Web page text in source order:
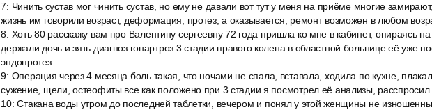
7: Чинить сустав мог чинить сустав, но ему не давали вот тут у меня на приёме многие
жизнь им говорили возраст, деформация, протез, а оказывается, ремонт возможен в любом
8: Хоть 80 расскажу вам про Валентину сергеевну 72 года пришла ко мне в кабинет, опираясь
держали дочь и зять диагноз гонартроз 3 стадии правого колена в областной больнице её уже
эндопротез.
9: Операция через 4 месяца боль такая, что ночами не спала, вставала, ходила по кухне,
сужение, щели, остеофиты все как положено при 3 стадии я посмотрел её анализы, расспросил
10:Стакана воды утром до последней таблетки, вечером и понял у этой женщины не